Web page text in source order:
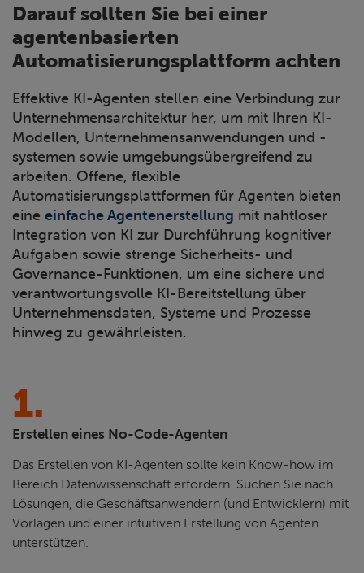
Darauf sollten Sie bei einer
agentenbasierten
Automatisierungsplattform achten
Effektive KI-Agenten stellen eine Verbindung zur
Unternehmensarchitektur her, um mit Ihren KI-
Modellen, Unternehmensanwendungen und -
systemen sowie umgebungsübergreifend zu
arbeiten. Offene, flexible
Automatisierungsplattformen für Agenten bieten
eine einfache Agentenerstellung mit nahtloser
Integration von KI zur Durchführung kognitiver
Aufgaben sowie strenge Sicherheits- und
Governance-Funktionen, um eine sichere und
verantwortungsvolle KI-Bereitstellung über
Unternehmensdaten, Systeme und Prozesse
hinweg zu gewährleisten.
1.
Erstellen eines No-Code-Agenten
Das Erstellen von KI-Agenten sollte kein Know-how im
Bereich Datenwissenschaft erfordern. Suchen Sie nach
Lösungen, die Geschäftsanwendern (und Entwicklern) mit
Vorlagen und einer intuitiven Erstellung von Agenten
unterstützen.